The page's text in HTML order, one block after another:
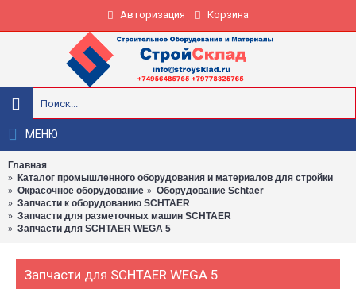
Авторизация Корзина
МЕНЮ
Главная
Каталог промышленного оборудования и материалов для стройки
Окрасочное оборудование
Оборудование Schtaer
Запчасти к оборудованию SCHTAER
Запчасти для разметочных машин SCHTAER
Запчасти для SCHTAER WEGA 5
Запчасти для SCHTAER WEGA 5